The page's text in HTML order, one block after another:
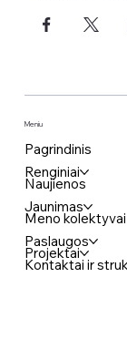
Meniu
Pagrindinis
Renginiai
Naujienos
Jaunimas
Meno kolektyvai
Paslaugos
Projektai
Kontaktai ir